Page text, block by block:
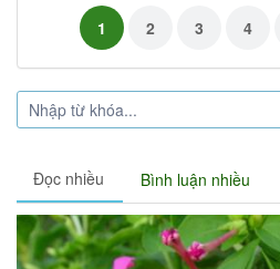
1 2 3 4
Đọc nhiều Bình luận nhiều